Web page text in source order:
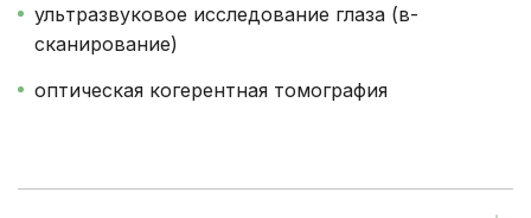
ультразвуковое исследование глаза (в-
сканирование)
оптическая когерентная томография